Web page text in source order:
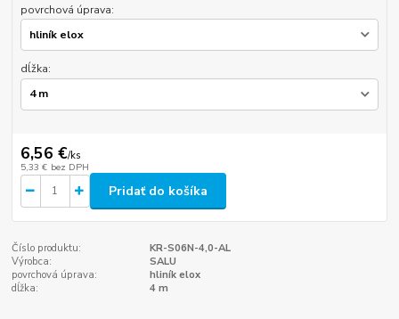
povrchová úprava:
dĺžka:
6,56 €/ks
5,33 € bez DPH
Pridať do košíka
Číslo produktu:
KR-S06N-4,0-AL
Výrobca:
SALU
povrchová úprava:
hliník elox
dĺžka:
4 m